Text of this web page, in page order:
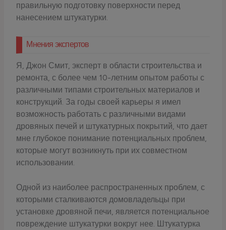
правильную подготовку поверхности перед
нанесением штукатурки.
Мнения экспертов
Я, Джон Смит, эксперт в области строительства и
ремонта, с более чем 10-летним опытом работы с
различными типами строительных материалов и
конструкций. За годы своей карьеры я имел
возможность работать с различными видами
дровяных печей и штукатурных покрытий, что дает
мне глубокое понимание потенциальных проблем,
которые могут возникнуть при их совместном
использовании.
Одной из наиболее распространенных проблем, с
которыми сталкиваются домовладельцы при
установке дровяной печи, является потенциальное
повреждение штукатурки вокруг нее. Штукатурка